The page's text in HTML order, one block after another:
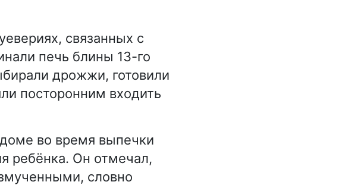
связанных с
печь блины 13-го
дрожжи, готовили
посторонним входить
во время выпечки
ребёнка. Он отмечал,
словно